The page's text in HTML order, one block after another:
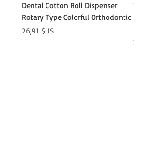
Dental Cotton Roll Dispenser
Rotary Type Colorful Orthodontic
Prix
26,91 $US
Prix
21,86